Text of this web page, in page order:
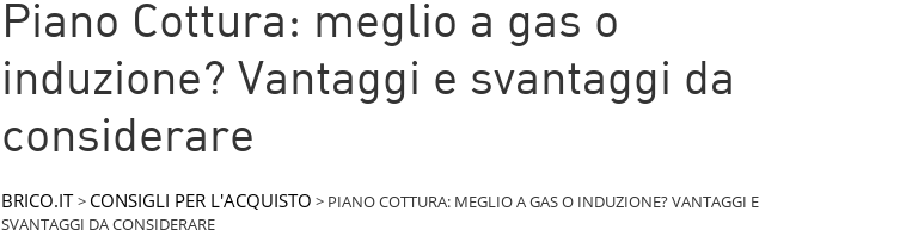
Piano Cottura: meglio a gas o
induzione? Vantaggi e svantaggi da
considerare
BRICO.IT > CONSIGLI PER L'ACQUISTO > PIANO COTTURA: MEGLIO A GAS O INDUZIONE? VANTAGGI E
SVANTAGGI DA CONSIDERARE